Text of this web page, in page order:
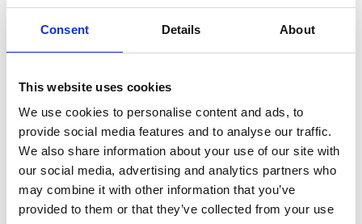
Consent Details About
This website uses cookies
We use cookies to personalise content and ads, to
provide social media features and to analyse our traffic.
We also share information about your use of our site with
our social media, advertising and analytics partners who
may combine it with other information that you’ve
provided to them or that they’ve collected from your use
7 Agosto 2026
Nel primo semestre è aumentata fortemente la